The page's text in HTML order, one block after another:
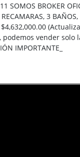
SOMOS BROKER
3
$4,632,000.00
vender
IMPORTANTE_